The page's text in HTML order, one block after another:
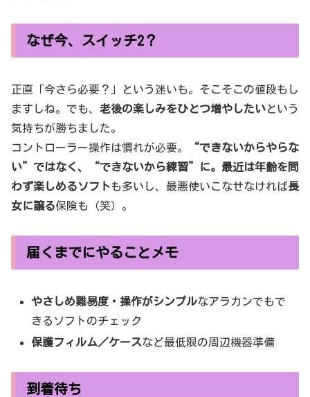
なぜ今、スイッチ2？
正直「今さら必要？」という迷いも。そこそこの値段もし
ますしね。でも、 老後の楽しみをひとつ増やしたいという
気持ちが勝ちました。
コントローラー操作は慣れが必要。
“できないからやらな
い”ではなく、“できないから練習”に。最近は年齢を問
わず楽しめるソフトも多いし、最悪使いこなせなければ長
女に譲る保険も（笑）。
届くまでにやることメモ
やさしめ難易度・操作がシンプルなアラカンでもで
きるソフトのチェック
保護フィルム／ケースなど最低限の周辺機器準備
到着待ち